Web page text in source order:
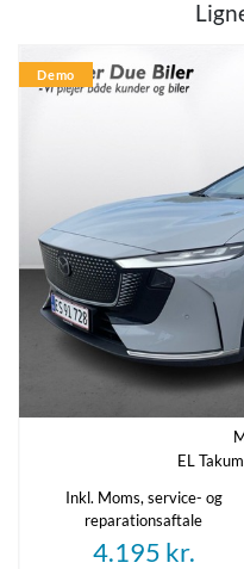
Højde
1,56 m
Tilkoblingsvægt med
Tankstørrelse
-
Økonomi
KM/L (WLTP)
Leveringsomkostninger
4.080 kr.
Demo
EL
Inkl. Moms, service- og
reparationsaftale
4.195 kr.
Besked*
Recaptcha